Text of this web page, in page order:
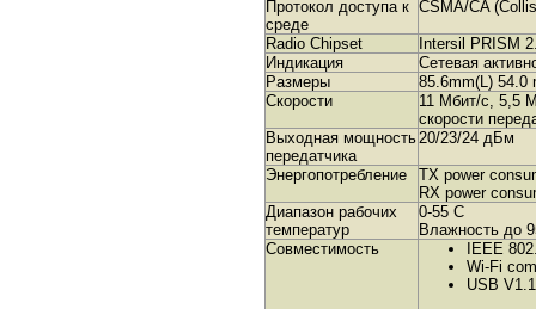
Протокол доступа к
среде
CSMA/CA
Radio Chipset
Intersil PRISM
Индикация
Cетевая
Размеры
85.6mm(L) 54.0
Скорости
11 Мбит/с, 5,5
скорости
Выходная мощность
передатчика
20/23/24 дБм
Энергопотребление
TX power
RX power
Диапазон рабочих
температур
0-55 C
Влажность до
Совместимость
IEEE
Wi-Fi
USB